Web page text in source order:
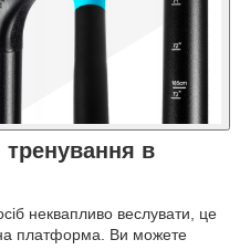
тренування в
неквапливо веслувати, це
платформа. Ви можете